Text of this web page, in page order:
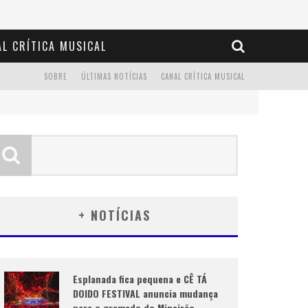
CRÍTICA MUSICAL
CANAL CRÍTICA MUSICAL
ÚLTIMAS NOTÍCIAS
SOBRE
+ NOTÍCIAS
Esplanada fica pequena e CÊ TÁ
DOIDO FESTIVAL anuncia mudança